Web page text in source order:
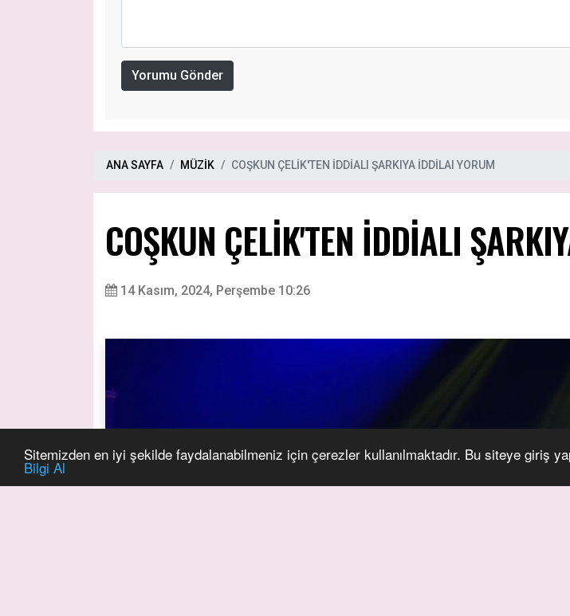
Sitemizden en iyi şekilde faydalanabilmeniz için çerezler kullanılmaktadır. Bu siteye giriş
Bilgi Al
Yorumu Gönder
ANA SAYFA MÜZİK COŞKUN ÇELİK'TEN İDDİALI ŞARKIYA İDDİLAI YORUM
COŞKUN ÇELİK'TEN İDDİALI
14 Kasım, 2024, Perşembe 10:26